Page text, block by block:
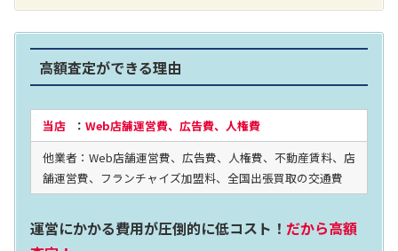
2024年12月更新 オーディオ買取価格
LUXKIT
高額査定ができる理由
当店： Web店舗運営費、広告費、人権費
他業者：Web店舗運営費、広告費、人権費、不動産賃料、店
舗運営費、フランチャイズ加盟料、全国出張買取の交通費
運営にかかる費用が圧倒的に低コスト！ だから高額